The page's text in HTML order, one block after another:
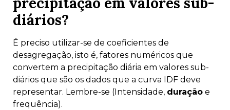
diários?
É preciso utilizar-se de coeficientes de
desagregação, isto é, fatores numéricos que
convertem a precipitação diária em valores sub-
diários que são os dados que a curva IDF deve
representar. Lembre-se (Intensidade, duração e
frequência).